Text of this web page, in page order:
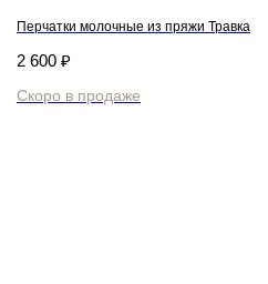
Перчатки молочные из пряжи Травка
2 600 ₽